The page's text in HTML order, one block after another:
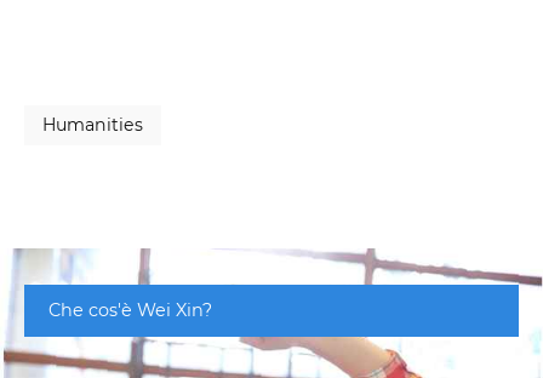
Humanities
Che cos'è Wei Xin?